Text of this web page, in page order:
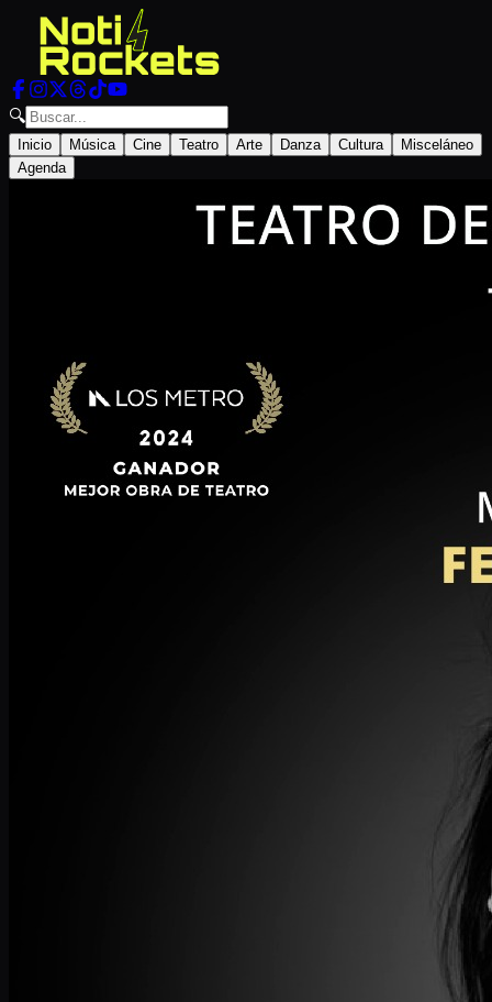
🔍
Inicio Música Cine Teatro Arte Danza Cultura
Misceláneo
Agenda